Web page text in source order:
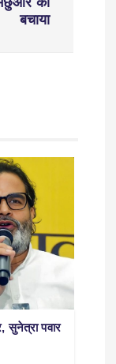
बचाया
सुनेत्रा पवार